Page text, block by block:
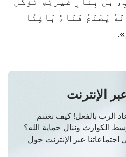
يَصْنَعُ فَنَاءً بَاغِتًا
الإنترنت
الرب بالفعل! كيف نغتنم
الكوارث وننال حماية الله؟
عبر الإنترنت حول